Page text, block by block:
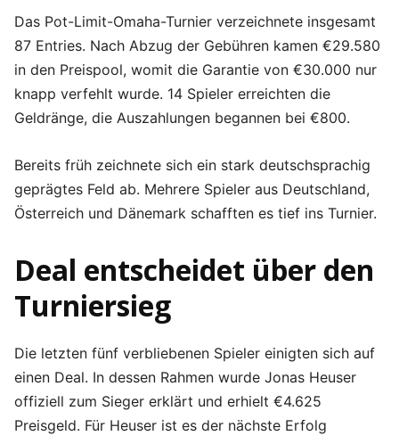
Das Pot-Limit-Omaha-Turnier verzeichnete insgesamt
87 Entries. Nach Abzug der Gebühren kamen €29.580
in den Preispool, womit die Garantie von €30.000 nur
knapp verfehlt wurde. 14 Spieler erreichten die
Geldränge, die Auszahlungen begannen bei €800.
Bereits früh zeichnete sich ein stark deutschsprachig
geprägtes Feld ab. Mehrere Spieler aus Deutschland,
Österreich und Dänemark schafften es tief ins Turnier.
Deal entscheidet über den
Turniersieg
Die letzten fünf verbliebenen Spieler einigten sich auf
einen Deal. In dessen Rahmen wurde Jonas Heuser
offiziell zum Sieger erklärt und erhielt €4.625
Preisgeld. Für Heuser ist es der nächste Erfolg